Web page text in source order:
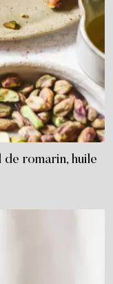
romarin, huile